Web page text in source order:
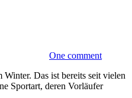
One comment
Das ist bereits seit vielen
Sportart, deren Vorläufer